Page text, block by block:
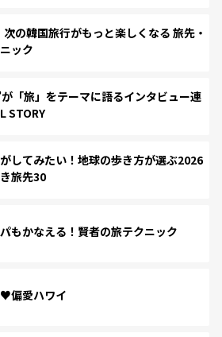
の韓国旅行がもっと楽しくなる 旅先・
ック
「旅」をテーマに語るインタビュー連
STORY
してみたい！地球の歩き方が選ぶ2026
旅先30
もかなえる！賢者の旅テクニック
偏愛ハワイ